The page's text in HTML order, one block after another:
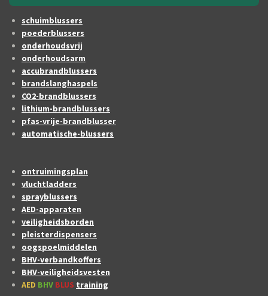
schuimblussers
poederblussers
onderhoudsvrij
onderhoudsarm
accubrandblussers
brandslanghaspels
CO2-brandblussers
lithium-brandblussers
pfas-vrije-brandblusser
automatische-blussers
ontruimingsplan
vluchtladders
sprayblussers
AED-apparaten
veiligheidsborden
pleisterdispensers
oogspoelmiddelen
BHV-verbandkoffers
BHV-veiligheidsvesten
AED BHV BLUS training